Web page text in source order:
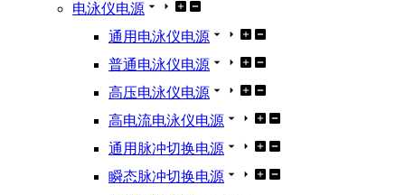
电泳仪电源
通用电泳仪电源
普通电泳仪电源
高压电泳仪电源
高电流电泳仪电源
通用脉冲切换电源
瞬态脉冲切换电源